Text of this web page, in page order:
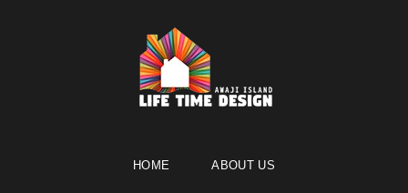
HOME ABOUT US